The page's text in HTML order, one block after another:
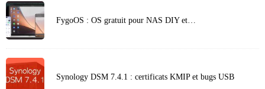
FygoOS : OS gratuit pour NAS DIY et…
Synology DSM 7.4.1 : certificats KMIP et bugs USB